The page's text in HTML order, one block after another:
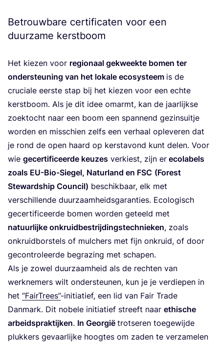
Betrouwbare certificaten voor een
duurzame kerstboom
Het kie­zen voor regi­o­naal gekweek­te bomen ter
onder­steu­ning van het loka­le eco­sys­teem is de
cru­ci­a­le eer­ste stap bij het kie­zen voor een ech­te
kerst­boom. Als je dit idee omarmt, kan de jaar­lijk­se
zoek­tocht naar een boom een span­nend gezins­uit­je
wor­den en mis­schien zelfs een ver­haal ople­ve­ren dat
je rond de open haard op kerst­avond kunt delen. Voor
wie gecer­ti­fi­ceer­de keu­zes ver­kiest, zijn er eco­la­bels
zoals EU-Bio-Sie­gel, Natur­land en FSC (Forest
Ste­wards­hip Coun­cil) beschik­baar, elk met
ver­schil­len­de duur­zaam­heids­ga­ran­ties. Eco­lo­gisch
gecer­ti­fi­ceer­de bomen wor­den geteeld met
natuur­lij­ke onkruid­be­strij­dings­tech­nie­ken, zoals
onkruid­bor­stels of mul­chers met fijn onkruid, of door
gecon­tro­leer­de begra­zing met schapen.
Als je zowel duur­zaam­heid als de rech­ten van
werk­ne­mers wilt onder­steu­nen, kun je je ver­die­pen in
het “Fair­T­rees”-ini­ti­a­tief, een lid van Fair Tra­de
Dan­mark. Dit nobe­le ini­ti­a­tief streeft naar ethi­sche
arbeids­prak­tij­ken. In Geor­gië trot­se­ren toe­ge­wij­de
pluk­kers gevaar­lij­ke hoog­tes om zaden te ver­za­me­len